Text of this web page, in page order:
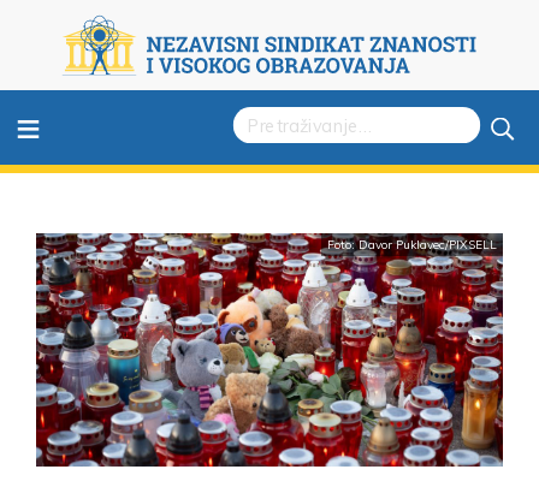
≡
Foto: Davor Puklavec/PIXSELL